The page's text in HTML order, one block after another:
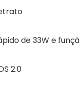
de 33W e
2.0